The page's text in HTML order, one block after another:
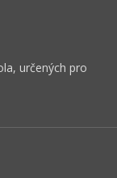
určených pro